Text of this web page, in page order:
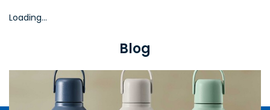
Loading...
Blog